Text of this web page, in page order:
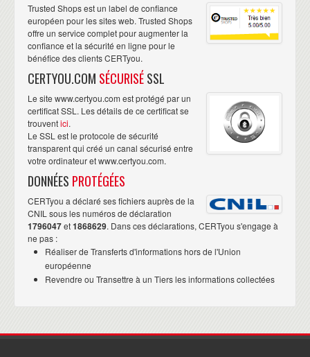
Trusted Shops est un label de confiance
européen pour les sites web. Trusted Shops
offre un service complet pour augmenter la
confiance et la sécurité en ligne pour le
bénéfice des clients CERTyou.
CERTYOU.COM SÉCURISÉSSL
Le site www.certyou.com est protégé par un
certificat SSL. Les détails de ce certificat se
trouventici.
Le SSL est le protocole de sécurité
transparent qui créé un canal sécurisé entre
votre ordinateur et www.certyou.com.
DONNÉES PROTÉGÉES
CERTyou a déclaré ses fichiers auprès de la
CNIL sous les numéros de déclaration
1796047et1868629. Dans ces déclarations, CERTyou s'engage à
ne pas :
Réaliser de Transferts d'informations hors de l'Union
européenne
Revendre ou Transettre à un Tiers les informations collectées